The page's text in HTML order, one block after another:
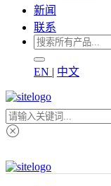
新闻
联系
EN | 中文